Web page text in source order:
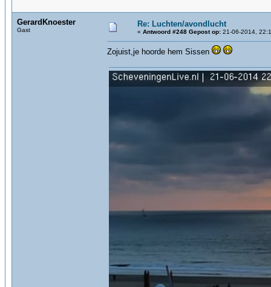
GerardKnoester
Gast
Re: Luchten/avondlucht
« Antwoord #248 Gepost op: 21-06-2014,
Zojuist,je hoorde hem Sissen